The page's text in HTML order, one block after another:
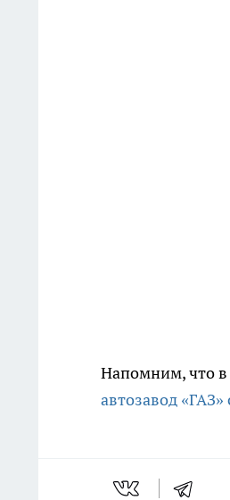
Напомним, что в
автозавод